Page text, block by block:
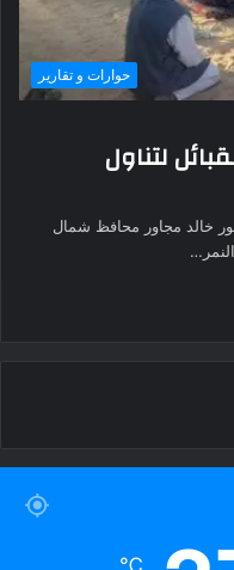
حوارات و تقارير
لتناول
خالد مجاور محافظ شمال
℃